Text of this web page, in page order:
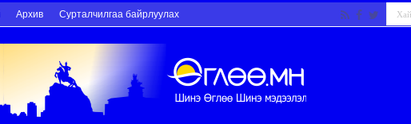
Архив Сурталчилгаа байрлуулах